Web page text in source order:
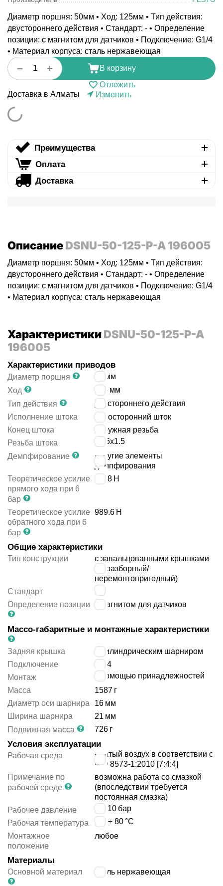
Диаметр поршня: 50мм • Ход: 125мм • Тип действия:
двустороннего действия • Стандарт: - • Определение
позиции: с магнитом для датчиков • Подключение: G1/4
• Материал корпуса: сталь нержавеющая
+
−
В корзину
Отложить
Доставка в Алматы
Изменить
Преимущества
Оплата
Доставка
ОписаниеDSNU-50-125-P-A 196005
Диаметр поршня: 50мм • Ход: 125мм • Тип действия:
двустороннего действия • Стандарт: - • Определение
позиции: с магнитом для датчиков • Подключение: G1/4
• Материал корпуса: сталь нержавеющая
ХарактеристикиDSNU-50-125-P-A
196005
Характеристики приводов
Диаметр поршня
мм
Ход
125 мм
Тип действия
двустороннего действия
Исполнение штока
односторонний шток
Конец штока
наружная резьба
Резьба штока
M16x1.5
Демпфирование
упругие элементы
демпфирования
Теоретическое усилие
прямого хода при 6
бар
1178 Н
Теоретическое усилие
обратного хода при 6
бар
989.6 Н
Общие характеристики
Тип конструкции
с завальцованными крышками
(неразборный/
неремонтопригодный)
Стандарт
Определение позиции
с магнитом для датчиков
Массо-габаритные и монтажные характеристики
Задняя крышка
с цилиндрическим шарниром
Подключение
G1/4
Монтаж
с помощью принадлежностей
Масса
1587 г
Диаметр оси шарнира
16 мм
Ширина шарнира
21 мм
Подвижная масса
726 г
Условия эксплуатации
Рабочая среда
сжатый воздух в соответствии с
ISO 8573-1:2010 [7:4:4]
Примечание по
рабочей среде
возможна работа со смазкой
(впоследствии требуется
постоянная смазка)
Рабочее давление
1 ÷ 10 бар
Рабочая температура
-20 ÷ 80 °C
Монтажное
положение
любое
Материалы
Основной материал сталь нержавеющая